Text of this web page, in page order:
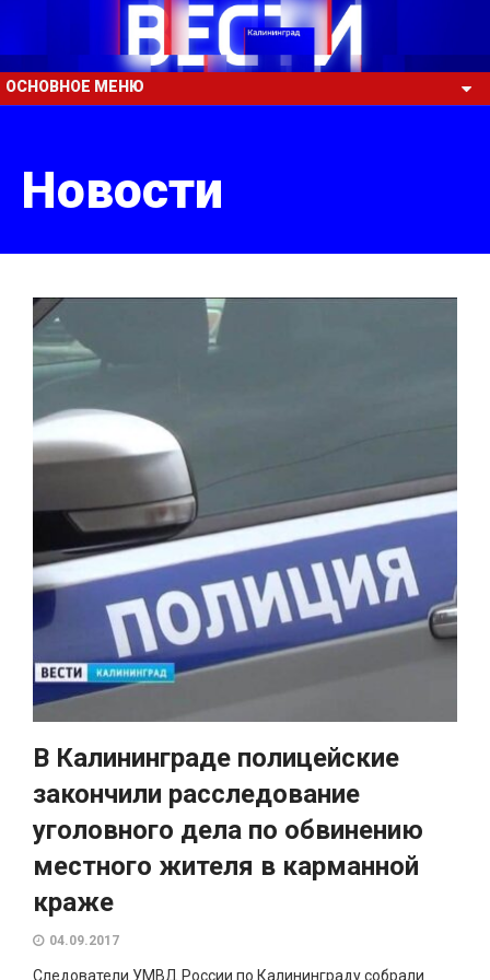
ОСНОВНОЕ МЕНЮ
Новости
В Калининграде полицейские
закончили расследование
уголовного дела по обвинению
местного жителя в карманной
краже
04.09.2017
Следователи УМВД России по Калининграду собрали